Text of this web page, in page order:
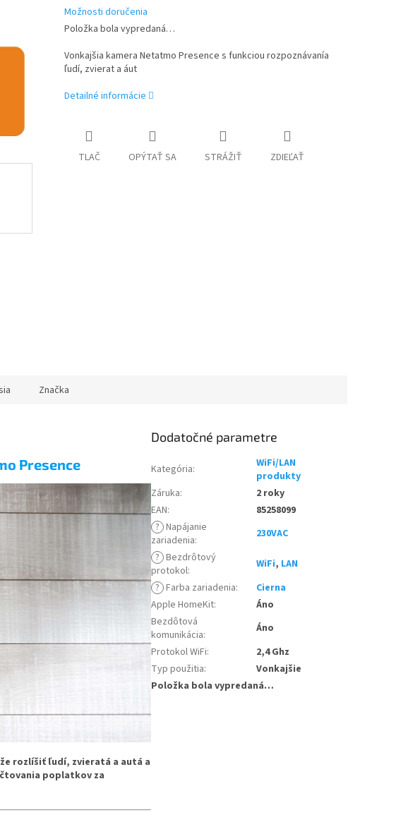
Možnosti doručenia
Položka bola vypredaná…
Vonkajšia kamera Netatmo Presence s funkciou rozpoznávanía
ľudí, zvierat a áut
Detailné informácie
TLAČ OPÝTAŤ SA STRÁŽIŤ ZDIEĽAŤ
Značka
Presence
rozlíšiť ľudí, zvieratá a autá a
poplatkov za
Dodatočné parametre
Kategória:
WiFi/LAN
produkty
Záruka:
2 roky
EAN:
85258099
? Napájanie
zariadenia:
230VAC
? Bezdrôtový
protokol: WiFi, LAN
? Farba zariadenia:
Cierna
Apple HomeKit:
Áno
Bezdôtová
komunikácia:
Áno
Protokol WiFi:
2,4 Ghz
Typ použitia:
Vonkajšie
Položka bola vypredaná…